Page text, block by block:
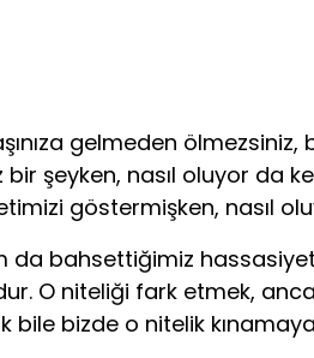
gelmeden
bir şeyken, nasıl oluyor
göstermişken, nasıl
da bahsettiğimiz
O niteliği fark etmek,
bizde o nitelik